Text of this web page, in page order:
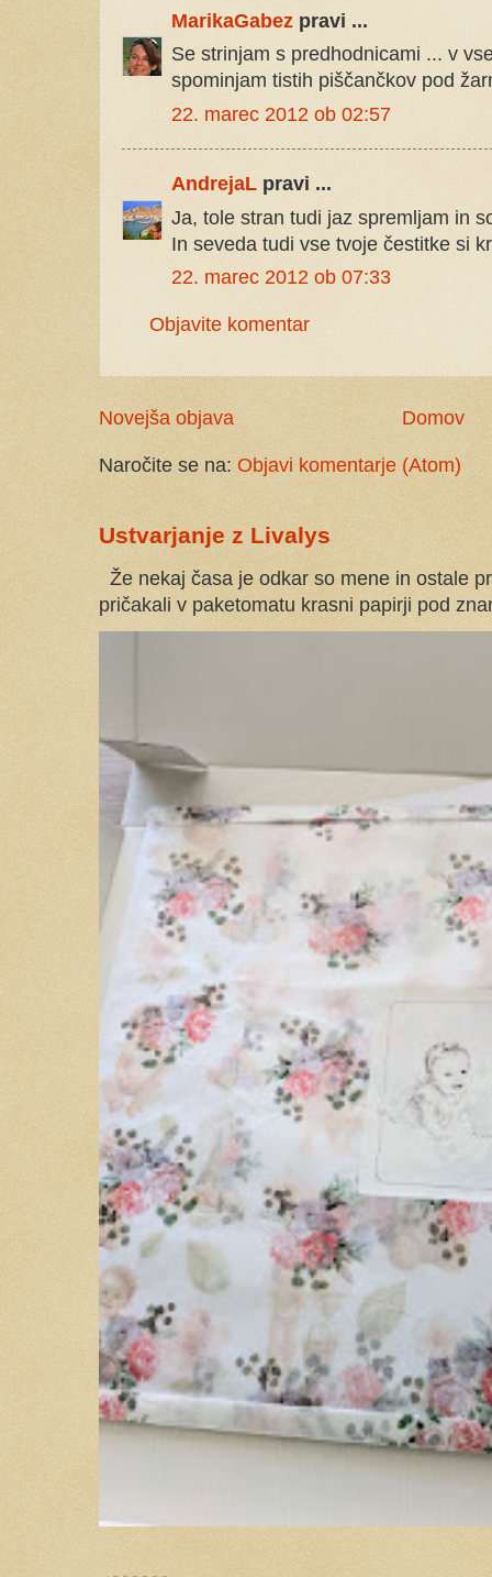
MarikaGabez pravi ...
Se strinjam s predhodnicami ... v
spominjam tistih piščančkov pod
22. marec 2012 ob 02:57
AndrejaL pravi ...
Ja, tole stran tudi jaz spremljam in
In seveda tudi vse tvoje čestitke si
22. marec 2012 ob 07:33
Objavite komentar
Novejša objava Domov
Naročite se na: Objavi komentarje (Atom)
Ustvarjanje z Livalys
Že nekaj časa je odkar so mene in ostale
pričakali v paketomatu krasni papirji pod